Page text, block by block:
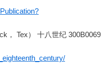
， Tex） 十八世纪 300B0069